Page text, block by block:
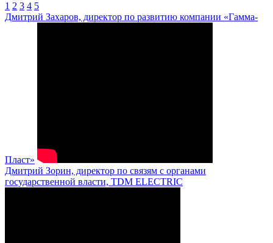
1 2 3 4 5
Дмитрий Захаров, директор по развитию компании «Гамма-
Пласт»
Дмитрий Зорин, директор по связям с органами
государственной власти, TDM ELECTRIC